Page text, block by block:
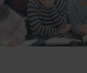
KONTAKT
Ein Unternehmen